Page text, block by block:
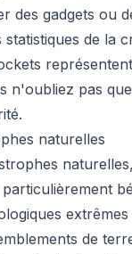
des gadgets ou
de la
n'oubliez pas
naturelles
extrêmes
de